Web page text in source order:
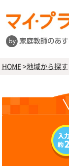
HOME>地域から探す